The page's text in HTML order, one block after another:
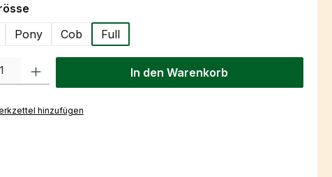
auswählen
Pony Cob Full
Gib den gewünschten Wert ein oder benutze die Schaltflächen
In den Warenkorb
hinzufügen